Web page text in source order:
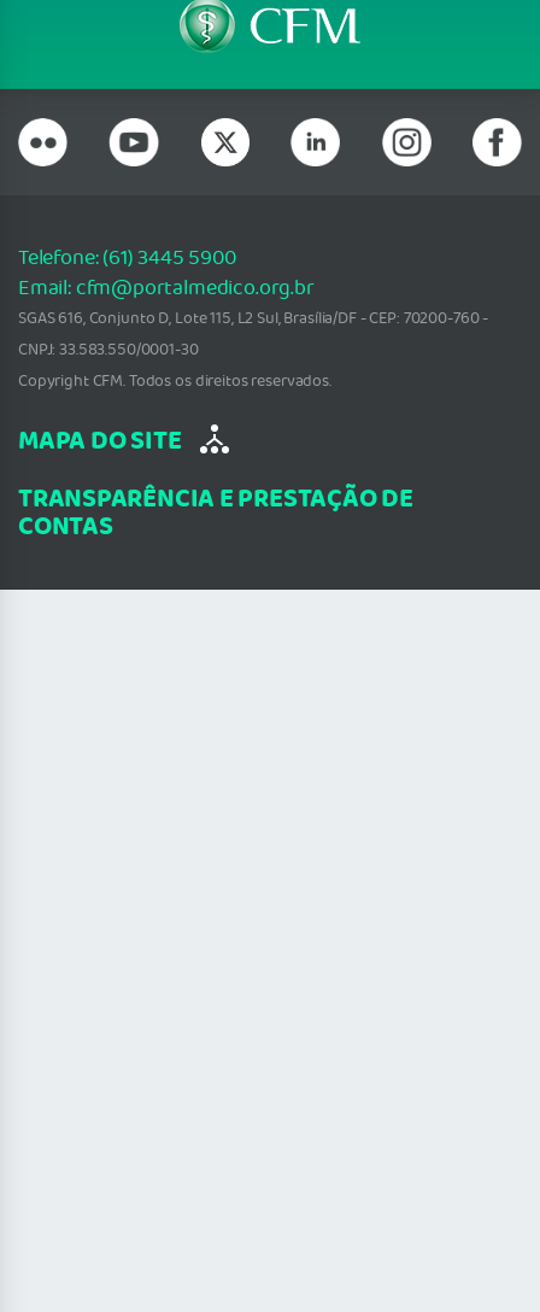
Telefone: (61) 3445 5900
Email: cfm@portalmedico.org.br
SGAS 616, Conjunto D, Lote 115, L2 Sul, Brasília/DF - CEP: 70200-760 -
CNPJ: 33.583.550/0001-30
Copyright CFM. Todos os direitos reservados.
MAPA DO SITE
TRANSPARÊNCIA E PRESTAÇÃO DE
CONTAS